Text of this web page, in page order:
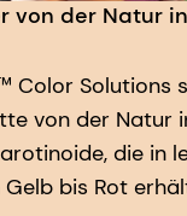
von der Natur
Color Solutions
von der Natur
die in
bis Rot